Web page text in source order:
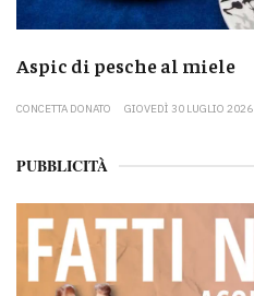
Aspic di pesche al miele
CONCETTA DONATO GIOVEDÌ 30 LUGLIO 2026
PUBBLICITÀ